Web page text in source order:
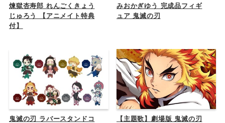
煉獄杏寿郎 れんごくきょう
じゅろう 【アニメイト特典
付】
みおかぎゆう 完成品フィギ
ュア 鬼滅の刃
鬼滅の刃 ラバースタンドコ
【主題歌】劇場版 鬼滅の刃